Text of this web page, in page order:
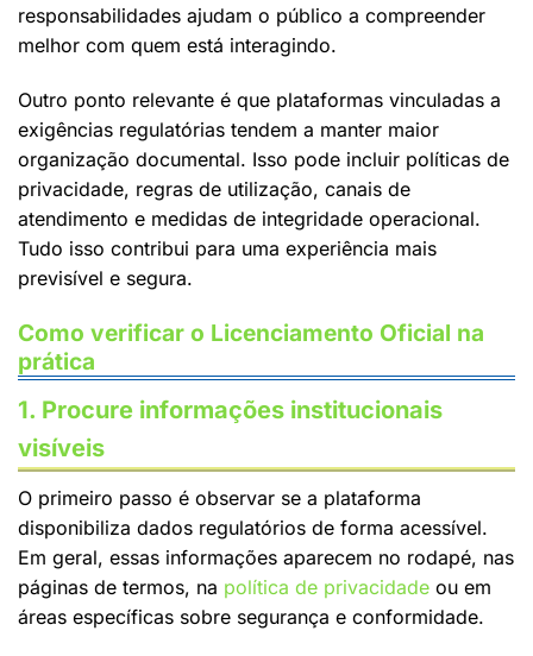
responsabilidades ajudam o público a compreender
melhor com quem está interagindo.
Outro ponto relevante é que plataformas vinculadas a
exigências regulatórias tendem a manter maior
organização documental. Isso pode incluir políticas de
privacidade, regras de utilização, canais de
atendimento e medidas de integridade operacional.
Tudo isso contribui para uma experiência mais
previsível e segura.
Como verificar o Licenciamento Oficial na
prática
1. Procure informações institucionais
visíveis
O primeiro passo é observar se a plataforma
disponibiliza dados regulatórios de forma acessível.
Em geral, essas informações aparecem no rodapé, nas
páginas de termos, na política de privacidade ou em
áreas específicas sobre segurança e conformidade.